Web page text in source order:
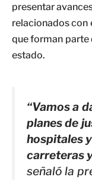
presentar
relacionados con
que forman parte
estado.
“Vamos a
planes de
hospitales
carreteras
señaló la